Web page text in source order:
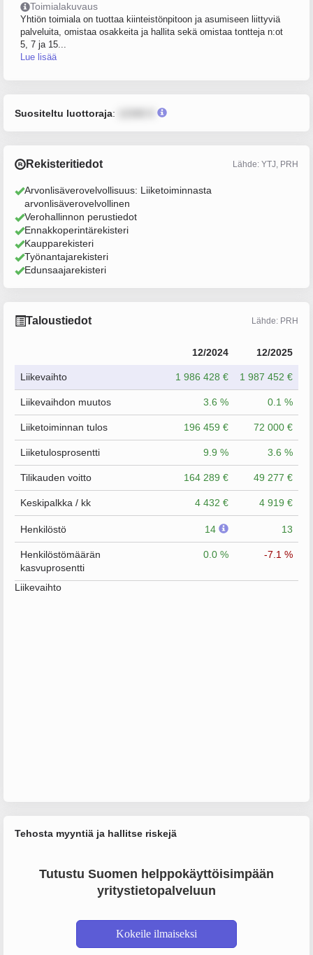
Toimialakuvaus
Yhtiön toimiala on tuottaa kiinteistönpitoon ja asumiseen liittyviä
palveluita, omistaa osakkeita ja hallita sekä omistaa tontteja n:ot
5, 7 ja 15...
Lue lisää
Suositeltu luottoraja:
Rekisteritiedot Lähde: YTJ, PRH
Arvonlisäverovelvollisuus: Liiketoiminnasta
arvonlisäverovelvollinen
Verohallinnon perustiedot
Ennakkoperintärekisteri
Kaupparekisteri
Työnantajarekisteri
Edunsaajarekisteri
Taloustiedot Lähde: PRH
12/2024 12/2025
Liikevaihto 1 986 428 € 1 987 452 €
Liikevaihdon muutos 3.6 % 0.1 %
Liiketoiminnan tulos 196 459 € 72 000 €
Liiketulosprosentti 9.9 % 3.6 %
Tilikauden voitto 164 289 € 49 277 €
Keskipalkka / kk 4 432 € 4 919 €
Henkilöstö 14 13
Henkilöstömäärän
kasvuprosentti
0.0 % -7.1 %
Liikevaihto
Tehosta myyntiä ja hallitse riskejä
Tutustu Suomen helppokäyttöisimpään
yritystietopalveluun
Kokeile ilmaiseksi